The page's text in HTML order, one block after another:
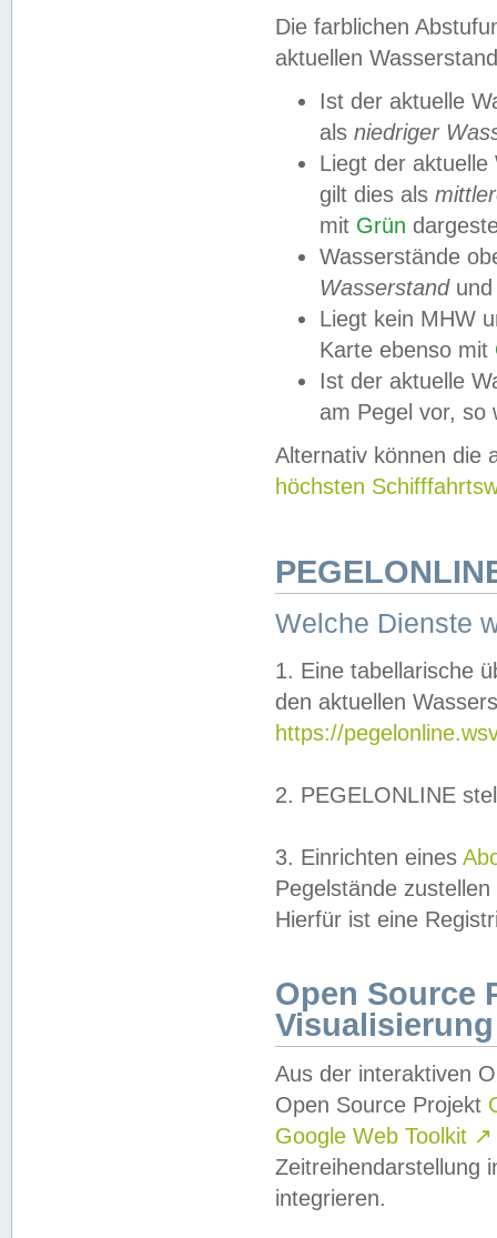
Die farblichen
aktuellen
Ist der aktuelle
als niedriger
Liegt der
gilt dies als
mit Grün
Wasserstände
Wasserstandund
Liegt kein MHW
Karte ebenso mit
Ist der aktuelle
am Pegel vor,
Alternativ können die
höchsten
Welche Dienste
1. Eine tabellarische
den aktuellen
https://
2. PEGELONLINE
3. Einrichten eines
Pegelstände
Hierfür ist eine
Open Source
Visualisierung
Aus der interaktiven
Open Source Projekt
Google Web Toolkit ↗
Zeitreihendarstellung
integrieren.